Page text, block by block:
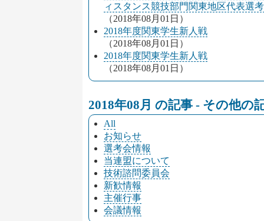
ィスタンス競技部門関東地区代表選
（2018年08月01日）
2018年度関東学生新人戦
（2018年08月01日）
2018年度関東学生新人戦
（2018年08月01日）
2018年08月 の記事 - その他の
All
お知らせ
選考会情報
当連盟について
技術諮問委員会
新歓情報
主催行事
会議情報